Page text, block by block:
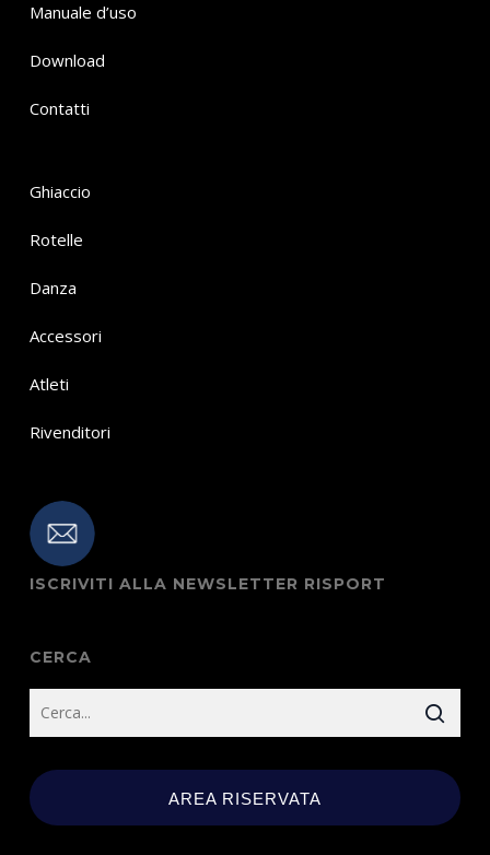
Manuale d’uso
Download
Contatti
Ghiaccio
Rotelle
Danza
Accessori
Atleti
Rivenditori
ISCRIVITI ALLA NEWSLETTER RISPORT
CERCA
AREA RISERVATA